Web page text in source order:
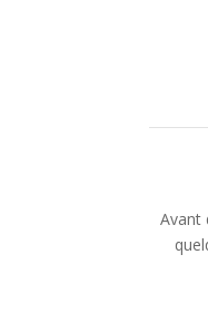
Avant